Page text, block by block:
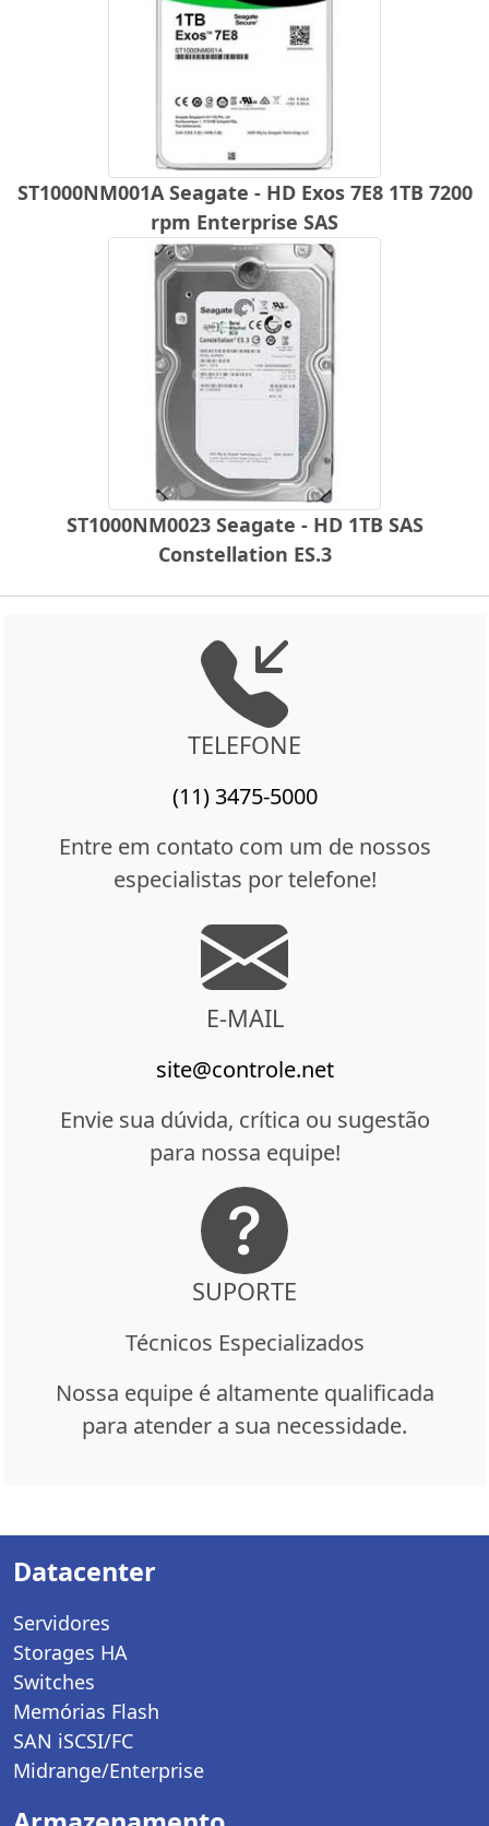
ST1000NM001A Seagate - HD Exos 7E8 1TB 7200
rpm Enterprise SAS
ST1000NM0023 Seagate - HD 1TB SAS
Constellation ES.3
TELEFONE
(11) 3475-5000
Entre em contato com um de nossos
especialistas por telefone!
E-MAIL
site@controle.net
Envie sua dúvida, crítica ou sugestão
para nossa equipe!
SUPORTE
Técnicos Especializados
Nossa equipe é altamente qualificada
para atender a sua necessidade.
Datacenter
Servidores
Storages HA
Switches
Memórias Flash
SAN iSCSI/FC
Midrange/Enterprise